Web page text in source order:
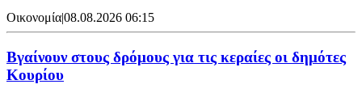
Οικονομία|08.08.2026 06:15
Βγαίνουν στους δρόμους για τις κεραίες οι δημότες
Κουρίου